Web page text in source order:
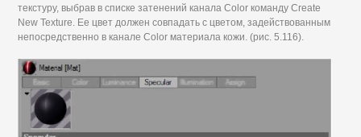
текстуру, выбрав в списке затенений канала Color команду Create
New Texture. Ее цвет должен совпадать с цветом, задействованным
непосредственно в канале Color материала кожи. (рис. 5.116).